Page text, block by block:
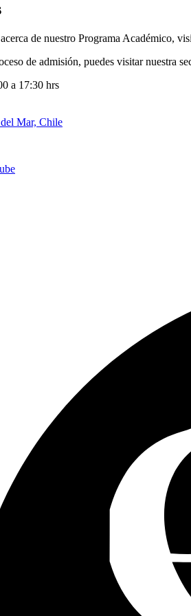
de nuestro Programa Académico,
de admisión, puedes visitar nuestra
a 17:30 hrs
Mar, Chile